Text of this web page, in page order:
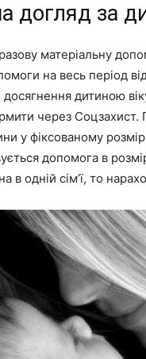
догляд за
матеріальну
на весь період
дитиною
через Соцзахист.
у фіксованому
допомога в
одній сім’ї, то